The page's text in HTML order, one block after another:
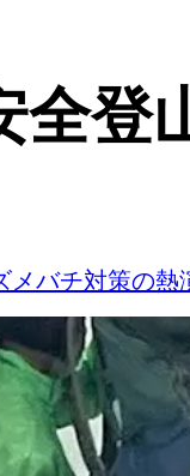
全登
バチ対策の